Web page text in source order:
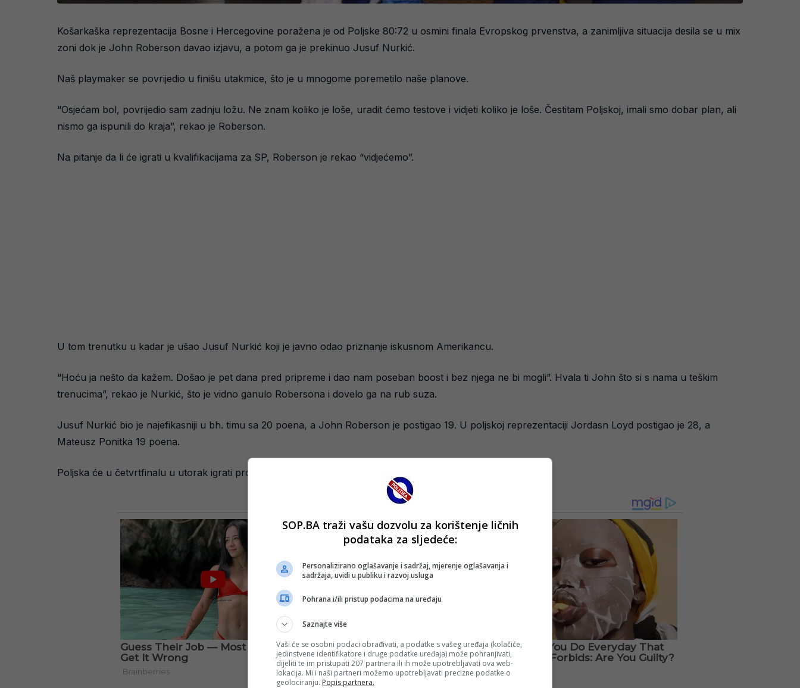
Košarkaška reprezentacija Bosne i Hercegovine poražena je od Poljske 80:72 u osmini finala Evropskog prvenstva, a zanimljiva situacija desila se u mix
zoni dok je John Roberson davao izjavu, a potom ga je prekinuo Jusuf Nurkić.
Naš playmaker se povrijedio u finišu utakmice, što je u mnogome poremetilo naše planove.
“Osjećam bol, povrijedio sam zadnju ložu. Ne znam koliko je loše, uradit ćemo testove i vidjeti koliko je loše. Čestitam Poljskoj, imali smo dobar plan, ali
nismo ga ispunili do kraja”, rekao je Roberson.
Na pitanje da li će igrati u kvalifikacijama za SP, Roberson je rekao “vidjećemo”.
U tom trenutku u kadar je ušao Jusuf Nurkić koji je javno odao priznanje iskusnom Amerikancu.
“Hoću ja nešto da kažem. Došao je pet dana pred pripreme i dao nam poseban boost i bez njega ne bi mogli”. Hvala ti John što si s nama u teškim
trenucima”, rekao je Nurkić, što je vidno ganulo Robersona i dovelo ga na rub suza.
Jusuf Nurkić bio je najefikasniji u bh. timu sa 20 poena, a John Roberson je postigao 19. U poljskoj reprezentaciji Jordasn Loyd postigao je 28, a
Mateusz Ponitka 19 poena.
Poljska će u četvrtfinalu u utorak igrati protiv Turske, piše Klix.
SOP.BA traži vašu dozvolu za korištenje ličnih
podataka za sljedeće:
Personalizirano oglašavanje i sadržaj, mjerenje oglašavanja i
sadržaja, uvidi u publiku i razvoj usluga
Pohrana i/ili pristup podacima na uređaju
Saznajte više
Vaši će se osobni podaci obrađivati, a podatke s vašeg uređaja (kolačiće,
jedinstvene identifikatore i druge podatke uređaja) može pohranjivati,
dijeliti te im pristupati 207 partnera ili ih može upotrebljavati ova web-
lokacija. Mi i naši partneri možemo upotrebljavati precizne podatke o
geolociranju. Popis partnera.